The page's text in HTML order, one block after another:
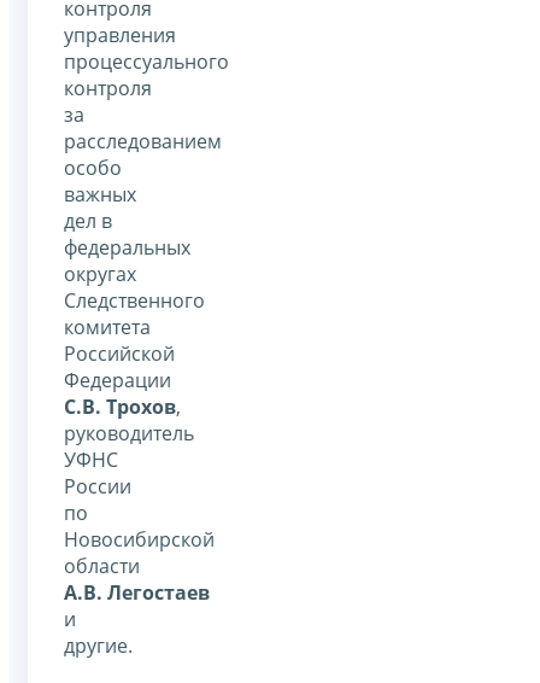
контроля
управления
процессуального
контроля
за
расследованием
особо
важных
дел в
федеральных
округах
Следственного
комитета
Российской
Федерации
С.В. Трохов,
руководитель
УФНС
России
по
Новосибирской
области
А.В. Легостаев
и
другие.